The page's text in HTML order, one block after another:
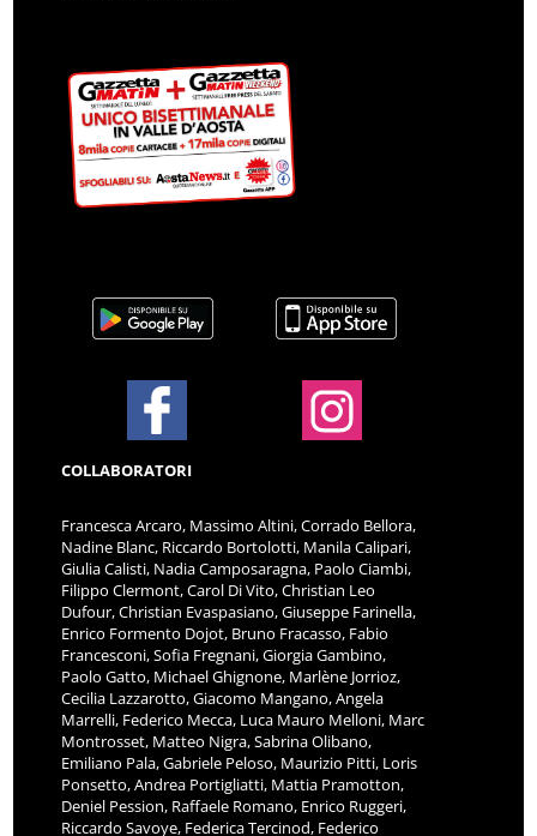
COLLABORATORI
Francesca Arcaro, Massimo Altini, Corrado Bellora,
Nadine Blanc, Riccardo Bortolotti, Manila Calipari,
Giulia Calisti, Nadia Camposaragna, Paolo Ciambi,
Filippo Clermont, Carol Di Vito, Christian Leo
Dufour, Christian Evaspasiano, Giuseppe Farinella,
Enrico Formento Dojot, Bruno Fracasso, Fabio
Francesconi, Sofia Fregnani, Giorgia Gambino,
Paolo Gatto, Michael Ghignone, Marlène Jorrioz,
Cecilia Lazzarotto, Giacomo Mangano, Angela
Marrelli, Federico Mecca, Luca Mauro Melloni, Marc
Montrosset, Matteo Nigra, Sabrina Olibano,
Emiliano Pala, Gabriele Peloso, Maurizio Pitti, Loris
Ponsetto, Andrea Portigliatti, Mattia Pramotton,
Deniel Pession, Raffaele Romano, Enrico Ruggeri,
Riccardo Savoye, Federica Tercinod, Federico